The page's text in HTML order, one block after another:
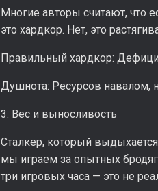
Многие авторы считают, что
это хардкор. Нет, это
Правильный хардкор:
Душнота: Ресурсов навалом,
3. Вес и выносливость
Сталкер, который
мы играем за опытных
три игровых часа — это не